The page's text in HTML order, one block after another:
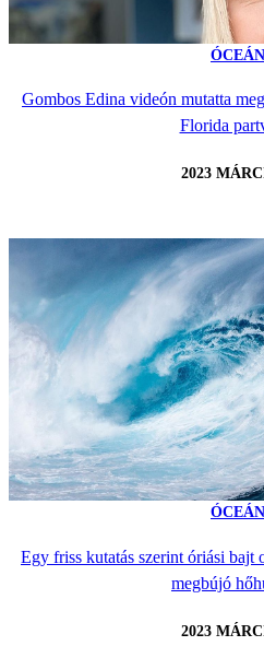
ÓCEÁN
Gombos Edina videón mutatta
Florida
2023
ÓCEÁN
Egy friss kutatás szerint óriási bajt
megbújó
2023